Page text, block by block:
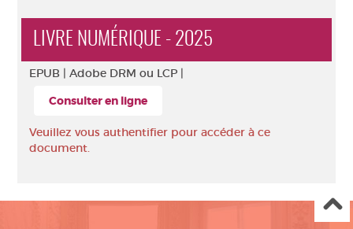
LIVRE NUMÉRIQUE - 2025
EPUB | Adobe DRM ou LCP |
Consulter en ligne
Veuillez vous authentifier pour accéder à ce
document.